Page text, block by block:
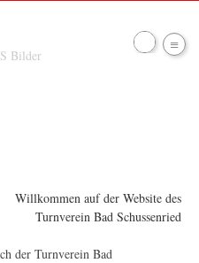
≡
Willkommen auf der Website des
Turnverein Bad Schussenried
der Turnverein Bad